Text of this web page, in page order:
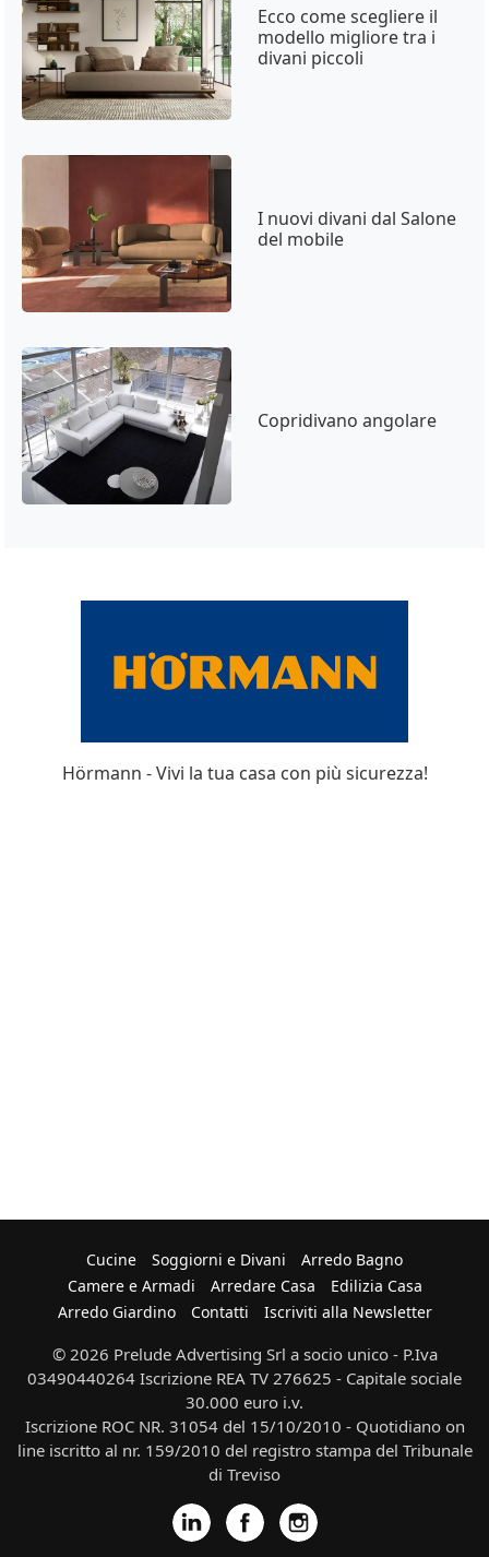
Ecco come scegliere il
modello migliore tra i
divani piccoli
I nuovi divani dal Salone
del mobile
Copridivano angolare
Hörmann - Vivi la tua casa con più sicurezza!
Cucine Soggiorni e Divani
Arredo Bagno
Camere e Armadi
Arredare Casa
Edilizia Casa
Arredo Giardino
Contatti Iscriviti alla Newsletter
© 2026 Prelude Advertising Srl a socio unico - P.Iva
03490440264 Iscrizione REA TV 276625 - Capitale sociale
30.000 euro i.v.
Iscrizione ROC NR. 31054 del 15/10/2010 - Quotidiano on
line iscritto al nr. 159/2010 del registro stampa del Tribunale
di Treviso